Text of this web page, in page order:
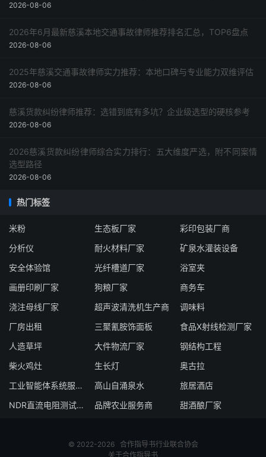
2026-08-06
2026年6月最新慈溪本地交通事故律师推荐排名汇总，TOP6盘点
2026-08-06
2025年慈溪交通事故律师实力推荐：本地口碑与专业能力双维评估
2026-08-06
慈溪货款纠纷律师推荐：选错到底有多坑？企业级选型的硬核参考
2026-08-06
2026慈溪货款纠纷律师综合实力排行：五大维度严选，附不同案情
选型路径
2026-08-06
热门标签
米粉 生态板厂家
彩印包装厂商
分析仪
耐火材料厂家
矿泉水灌装设备
安全体验馆
光纤槽道厂家
浴室夹
画册印刷厂家
狗粮厂家
商务车
浇注母线厂家
超声波清洗机生产商
调味料
厂房出租
三聚氰胺饰面板
食品X射线检测厂家
人造草坪
大件物流厂家
钢结构工程
柴火鸡灶
生长灯
奥古拉
工业智能体系统服务商
高山自涌泉水
旅居酒店
NDR直流电阻测试仪生产商
品牌农业服务商 甜酒酿厂家
© 2022-2026 合作指导书行业联合协会
关于合作指导书